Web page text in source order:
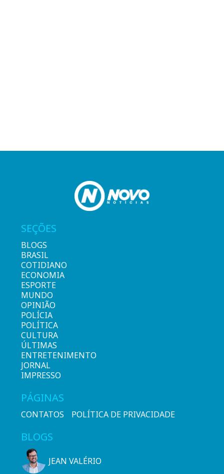
SEÇÕES
BLOGS
BRASIL
COTIDIANO
ECONOMIA
ESPORTE
MUNDO
OPINIÃO
POLÍCIA
POLÍTICA
CULTURA
ÚLTIMAS
ENTRETENIMENTO
JORNAL
IMPRESSO
PÁGINAS
CONTATOS POLÍTICA DE PRIVACIDADE
BLOGS
JEAN VALÉRIO